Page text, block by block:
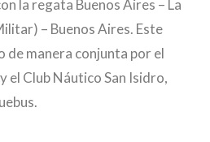
la regata Buenos Aires – La
– Buenos Aires. Este
de manera conjunta por el
el Club Náutico San Isidro,